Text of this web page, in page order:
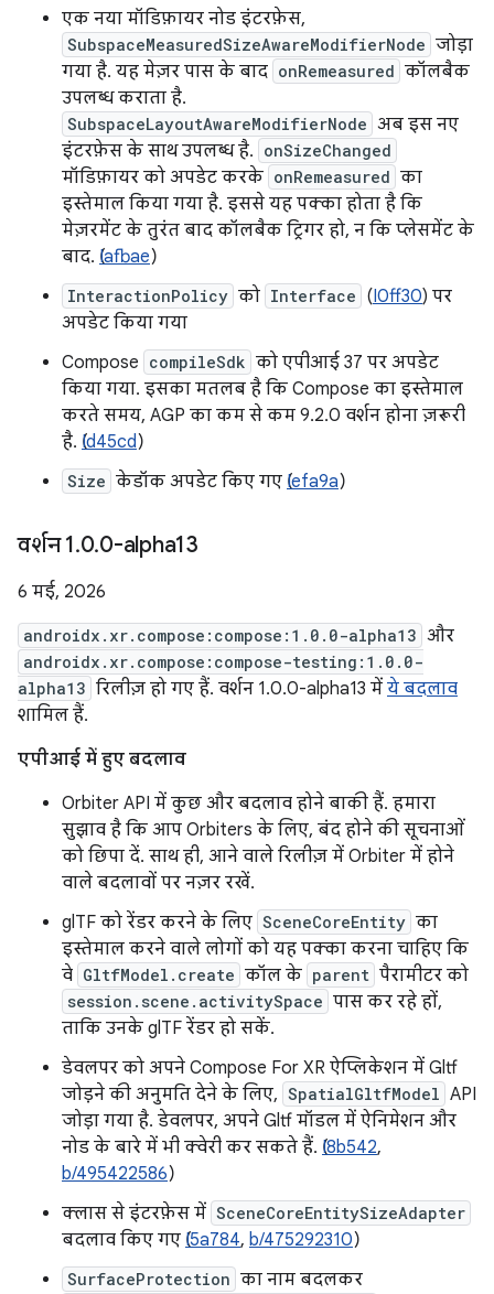
एक नया मॉडिफ़ायर नोड इंटरफ़ेस,
SubspaceMeasuredSizeAwareModifierNode जोड़ा
गया है. यह मेज़र पास के बाद onRemeasured कॉलबैक
उपलब्ध कराता है.
SubspaceLayoutAwareModifierNode अब इस नए
इंटरफ़ेस के साथ उपलब्ध है. onSizeChanged
मॉडिफ़ायर को अपडेट करके onRemeasured का
इस्तेमाल किया गया है. इससे यह पक्का होता है कि
मेज़रमेंट के तुरंत बाद कॉलबैक ट्रिगर हो, न कि प्लेसमेंट के
बाद. ( Iafbae)
InteractionPolicy को Interface (I0ff30) पर
अपडेट किया गया
Compose compileSdk को एपीआई 37 पर अपडेट
किया गया. इसका मतलब है कि Compose का इस्तेमाल
करते समय, AGP का कम से कम 9.2.0 वर्शन होना ज़रूरी
है. ( Id45cd)
Size केडॉक अपडेट किए गए ( Iefa9a)
वर्शन 1.0.0-alpha13
6 मई, 2026
androidx.xr.compose:compose:1.0.0-alpha13 और
androidx.xr.compose:compose-testing:1.0.0-
alpha13 रिलीज़ हो गए हैं. वर्शन 1.0.0-alpha13 में ये बदलाव
शामिल हैं.
एपीआई में हुए बदलाव
Orbiter API में कुछ और बदलाव होने बाकी हैं. हमारा
सुझाव है कि आप Orbiters के लिए, बंद होने की सूचनाओं
को छिपा दें. साथ ही, आने वाले रिलीज़ में Orbiter में होने
वाले बदलावों पर नज़र रखें.
glTF को रेंडर करने के लिए SceneCoreEntity का
इस्तेमाल करने वाले लोगों को यह पक्का करना चाहिए कि
वे GltfModel.create कॉल के parent पैरामीटर को
session.scene.activitySpace पास कर रहे हों,
ताकि उनके glTF रेंडर हो सकें.
डेवलपर को अपने Compose For XR ऐप्लिकेशन में Gltf
जोड़ने की अनुमति देने के लिए, SpatialGltfModel API
जोड़ा गया है. डेवलपर, अपने Gltf मॉडल में ऐनिमेशन और
नोड के बारे में भी क्वेरी कर सकते हैं. ( I8b542,
b/495422586)
क्लास से इंटरफ़ेस में SceneCoreEntitySizeAdapter
बदलाव किए गए ( I5a784, b/475292310)
SurfaceProtection का नाम बदलकर